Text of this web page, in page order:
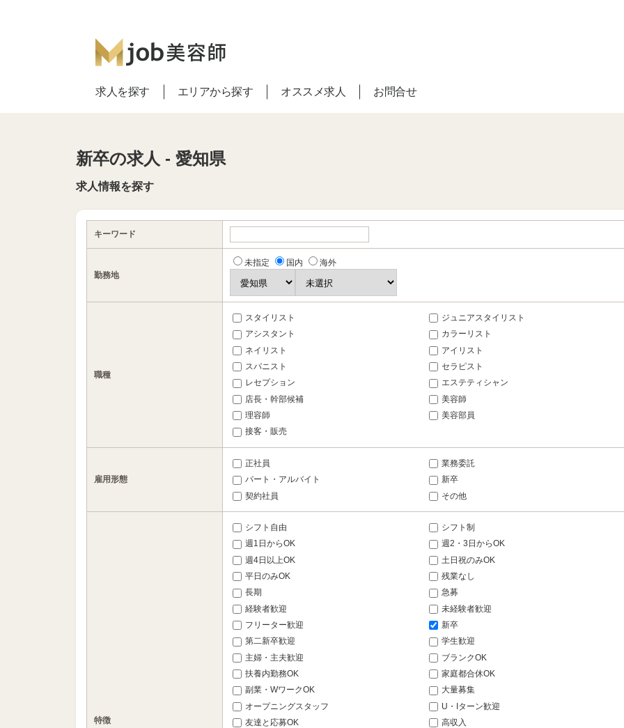
求人を探す エリアから探す オススメ求人 お問合せ
新卒の求人 - 愛知県
求人情報を探す
キーワード
勤務地
未指定 国内 海外
職種
スタイリスト
ジュニアスタイリスト
アシスタント
カラーリスト
ネイリスト
アイリスト
スパニスト
セラピスト
レセプション
エステティシャン
店長・幹部候補
美容師
理容師
美容部員
接客・販売
雇用形態
正社員
業務委託
パート・アルバイト
新卒
契約社員
その他
特徴
シフト自由
シフト制
週1日からOK
週2・3日からOK
週4日以上OK
土日祝のみOK
平日のみOK
残業なし
長期
急募
経験者歓迎
未経験者歓迎
フリーター歓迎
新卒
第二新卒歓迎
学生歓迎
主婦・主夫歓迎
ブランクOK
扶養内勤務OK
家庭都合休OK
副業・WワークOK
大量募集
オープニングスタッフ
U・Iターン歓迎
友達と応募OK
高収入